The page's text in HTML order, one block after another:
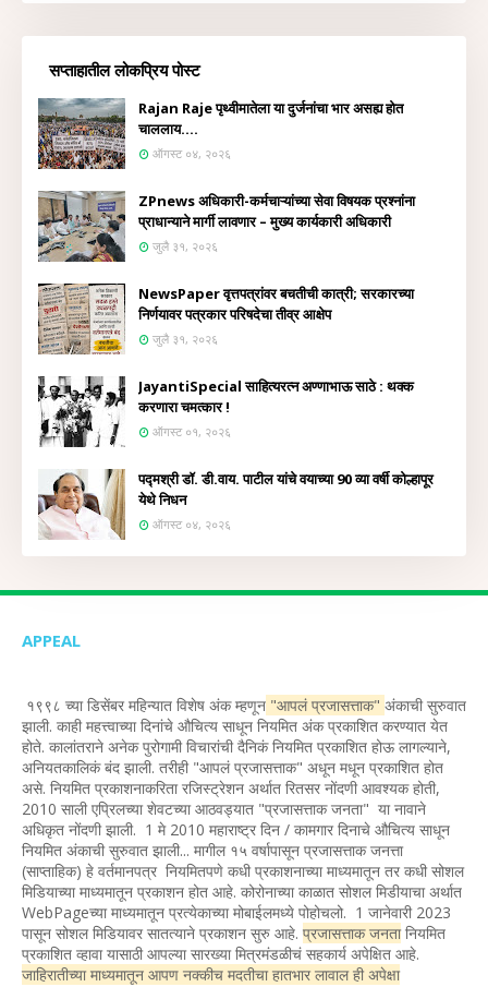
सप्ताहातील लोकप्रिय पोस्ट
Rajan Raje पृथ्वीमातेला या दुर्जनांचा भार असह्य होत
चाललाय....
ऑगस्ट ०४, २०२६
ZPnews अधिकारी-कर्मचाऱ्यांच्या सेवा विषयक प्रश्नांना
प्राधान्याने मार्गी लावणार – मुख्य कार्यकारी अधिकारी
जुलै ३१, २०२६
NewsPaper वृत्तपत्रांवर बचतीची कात्री; सरकारच्या
निर्णयावर पत्रकार परिषदेचा तीव्र आक्षेप
जुलै ३१, २०२६
JayantiSpecial साहित्यरत्न अण्णाभाऊ साठे : थक्क
करणारा चमत्कार !
ऑगस्ट ०१, २०२६
पद्मश्री डॉ. डी.वाय. पाटील यांचे वयाच्या 90 व्या वर्षी कोल्हापूर
येथे निधन
ऑगस्ट ०४, २०२६
APPEAL
१९९८ च्या डिसेंबर महिन्यात विशेष अंक म्हणून "आपलं प्रजासत्ताक" अंकाची सुरुवात
झाली. काही महत्त्वाच्या दिनांचे औचित्य साधून नियमित अंक प्रकाशित करण्यात येत
होते. कालांतराने अनेक पुरोगामी विचारांची दैनिकं नियमित प्रकाशित होऊ लागल्याने,
अनियतकालिकं बंद झाली. तरीही "आपलं प्रजासत्ताक" अधून मधून प्रकाशित होत
असे. नियमित प्रकाशनाकरिता रजिस्ट्रेशन अर्थात रितसर नोंदणी आवश्यक होती,
2010 साली एप्रिलच्या शेवटच्या आठवड्यात "प्रजासत्ताक जनता" या नावाने
अधिकृत नोंदणी झाली. 1 मे 2010 महाराष्ट्र दिन / कामगार दिनाचे औचित्य साधून
नियमित अंकाची सुरुवात झाली... मागील १५ वर्षापासून प्रजासत्ताक जनत्ता
(साप्ताहिक) हे वर्तमानपत्र नियमितपणे कधी प्रकाशनाच्या माध्यमातून तर कधी सोशल
मिडियाच्या माध्यमातून प्रकाशन होत आहे. कोरोनाच्या काळात सोशल मिडीयाचा अर्थात
WebPageच्या माध्यमातून प्रत्येकाच्या मोबाईलमध्ये पोहोचलो. 1 जानेवारी 2023
पासून सोशल मिडियावर सातत्याने प्रकाशन सुरु आहे. प्रजासत्ताक जनतानियमित
प्रकाशित व्हावा यासाठी आपल्या सारख्या मित्रमंडळीचं सहकार्य अपेक्षित आहे.
जाहिरातीच्या माध्यमातून आपण नक्कीच मदतीचा हातभार लावाल ही अपेक्षा